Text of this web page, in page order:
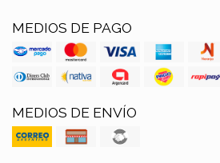
MEDIOS DE PAGO
MEDIOS DE ENVÍO